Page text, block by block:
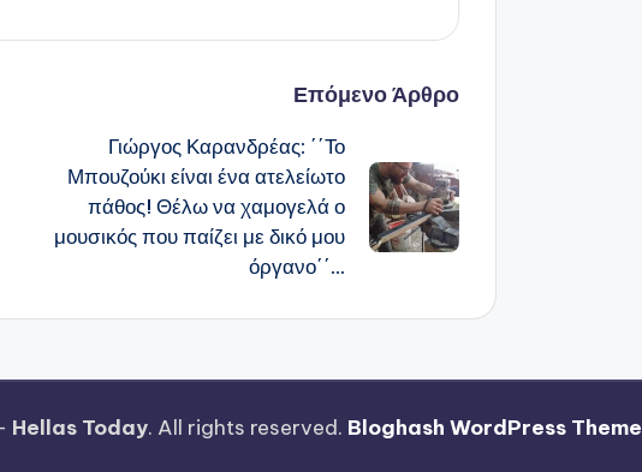
Επόμενο Άρθρο
Γιώργος Καρανδρέας: ΄΄Το
Μπουζούκι είναι ένα ατελείωτο
πάθος! Θέλω να χαμογελά ο
μουσικός που παίζει με δικό μου
όργανο΄΄…
Hellas Today. All rights reserved. Bloghash WordPress Theme